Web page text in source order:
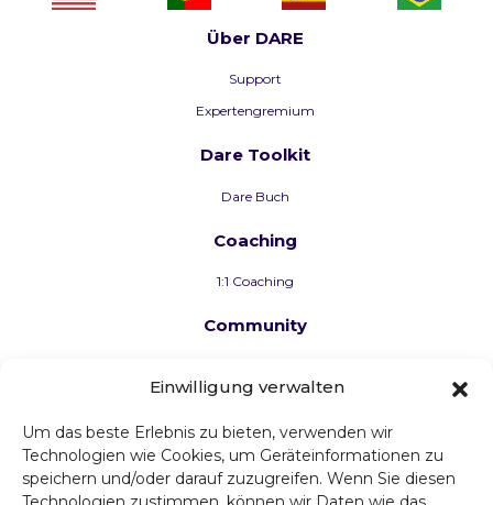
Einwilligung verwalten
Um das beste Erlebnis zu bieten, verwenden wir
Technologien wie Cookies, um Geräteinformationen zu
speichern und/oder darauf zuzugreifen. Wenn Sie diesen
Über DARE
Support
Expertengremium
Dare Toolkit
Dare Buch
Coaching
1:1 Coaching
Community